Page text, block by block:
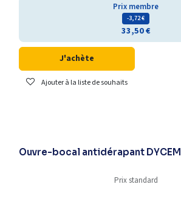
Prix membre
- 3,72€
33,50€
J'achète
Ajouter à la liste de souhaits
Ouvre-bocal antidérapant DYCEM
Prix standard